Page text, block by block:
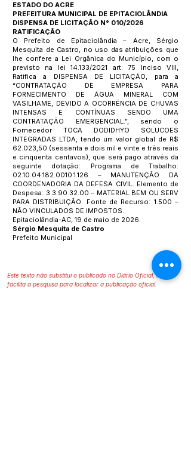
ESTADO DO ACRE
PREFEITURA MUNICIPAL DE EPITACIOLÂNDIA
DISPENSA DE LICITAÇÃO N° 010/2026
RATIFICAÇÃO
O Prefeito de Epitaciolândia – Acre, Sérgio
Mesquita de Castro, no uso das atribuições que
lhe confere a Lei Orgânica do Município, com o
previsto na lei 14.133/2021 art. 75 Inciso VIII,
Ratifica a DISPENSA DE LICITAÇÃO, para a
“CONTRATAÇÃO DE EMPRESA PARA
FORNECIMENTO DE ÁGUA MINERAL COM
VASILHAME, DEVIDO A OCORRÊNCIA DE CHUVAS
INTENSAS E CONTÍNUAS SENDO UMA
CONTRATAÇÃO EMERGENCIAL.”, sendo o
Fornecedor TOCA DODIDHYO SOLUCOES
INTEGRADAS LTDA, tendo um valor global de R$
62.023,50 (sessenta e dois mil e vinte e três reais
e cinquenta centavos), que será pago através da
seguinte dotação: Programa de Trabalho:
02.10.04.182.0010.1.126 – MANUTENÇÃO DA
COORDENADORIA DA DEFESA CIVIL. Elemento de
Despesa: 3.3.90.32.00 – MATERIAL BEM OU SERV
PARA DISTRIBUIÇÃO. Fonte de Recurso: 1.500 –
NÃO VINCULADOS DE IMPOSTOS.
Epitaciolândia-AC, 19 de maio de 2026.
Sérgio Mesquita de Castro
Prefeito Municipal
Este texto não substitui o publicado no Diário Oficial, mas
facilita a pesquisa para localizar a publicação oficial.